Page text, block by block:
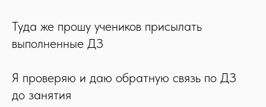
Туда же прошу учеников присылать
выполненные ДЗ
Я проверяю и даю обратную связь по ДЗ
до занятия